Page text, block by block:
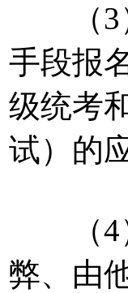
（3）
手段报
级统考
试）的
（4）
弊、由